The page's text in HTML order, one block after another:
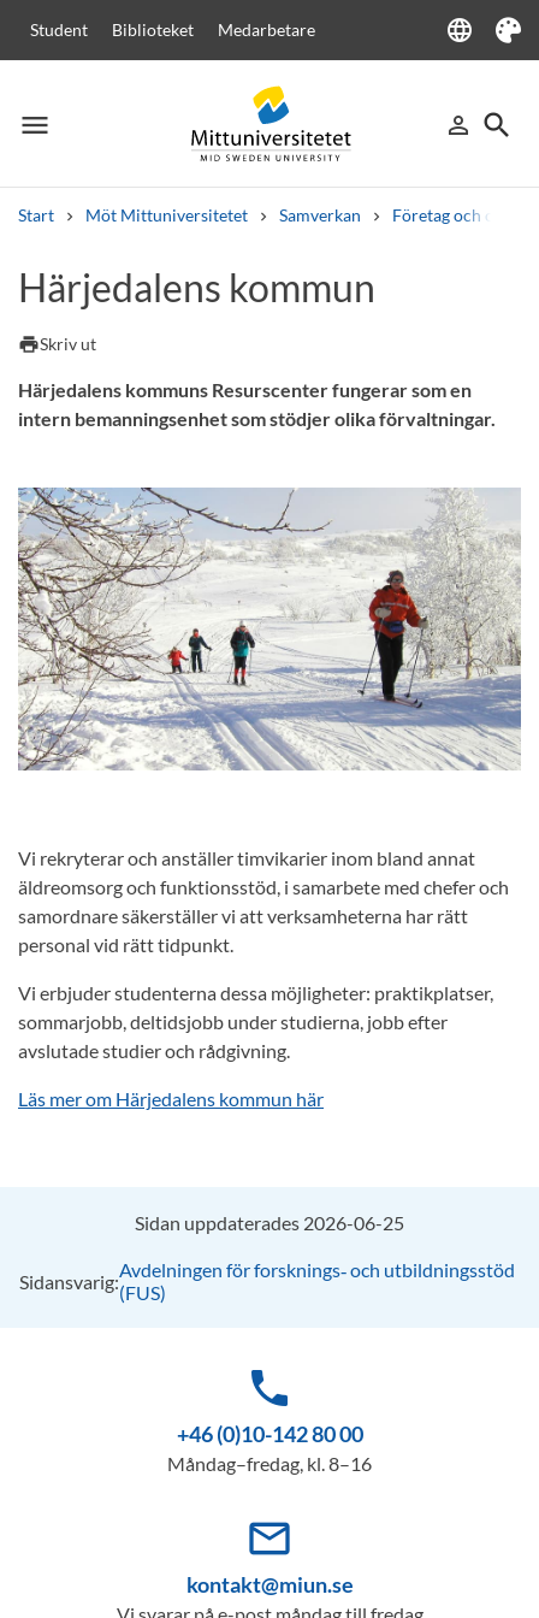
Student Biblioteket Medarbetare language
Language
Tema
menu
Meny person_outline
Logga in
search
Sök
Start Möt Mittuniversitetet Samverkan Företag och
Andra söktjänster
Kurser och program
Härjedalens kommun
printSkriv ut
Härjedalens kommuns Resurscenter fungerar som en
intern bemanningsenhet som stödjer olika förvaltningar.
Vi rekryterar och anställer timvikarier inom bland annat
äldreomsorg och funktionsstöd, i samarbete med chefer och
samordnare säkerställer vi att verksamheterna har rätt
personal vid rätt tidpunkt.
Vi erbjuder studenterna dessa möjligheter: praktikplatser,
sommarjobb, deltidsjobb under studierna, jobb efter
avslutade studier och rådgivning.
Läs mer om Härjedalens kommun här
Sidan uppdaterades 2026-06-25
Sidansvarig:Avdelningen för forsknings‑ och utbildningsstöd
(FUS)
phone
+46 (0)10-142 80 00
Måndag–fredag, kl. 8–16
mail_outline
kontakt@miun.se